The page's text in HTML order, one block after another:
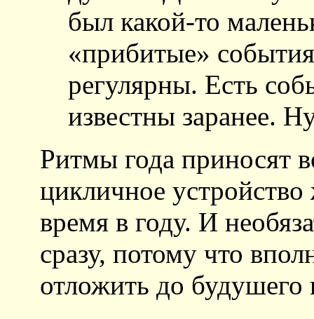
был какой-то
«прибитые»
регулярны. Есть
известны заранее.
Ритмы года приносят
цикличное
время в году. И
сразу, потому что
отложить до будушего